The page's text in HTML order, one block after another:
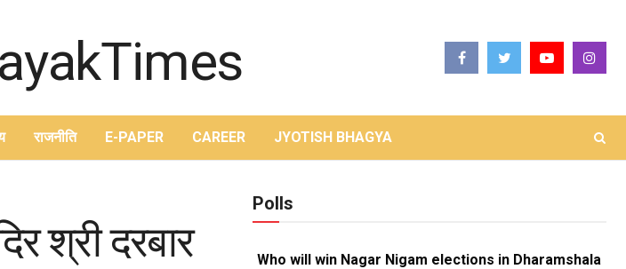
राजनीति E-PAPER CAREER JYOTISH BHAGYA
श्री दरबार
Polls
Who will win Nagar Nigam elections in Dharamshala